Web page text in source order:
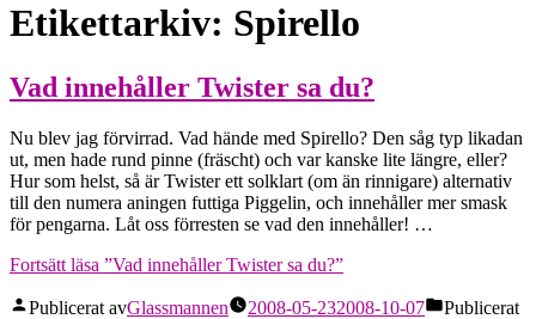
Etikettarkiv: Spirello
Vad innehåller Twister sa du?
Nu blev jag förvirrad. Vad hände med Spirello? Den såg typ likadan
ut, men hade rund pinne (fräscht) och var kanske lite längre, eller?
Hur som helst, så är Twister ett solklart (om än rinnigare) alternativ
till den numera aningen futtiga Piggelin, och innehåller mer smask
för pengarna. Låt oss förresten se vad den innehåller! …
Fortsätt läsa ”Vad innehåller Twister sa du?”
Publicerat avGlassmannen 2008-05-232008-10-07
Publicerat